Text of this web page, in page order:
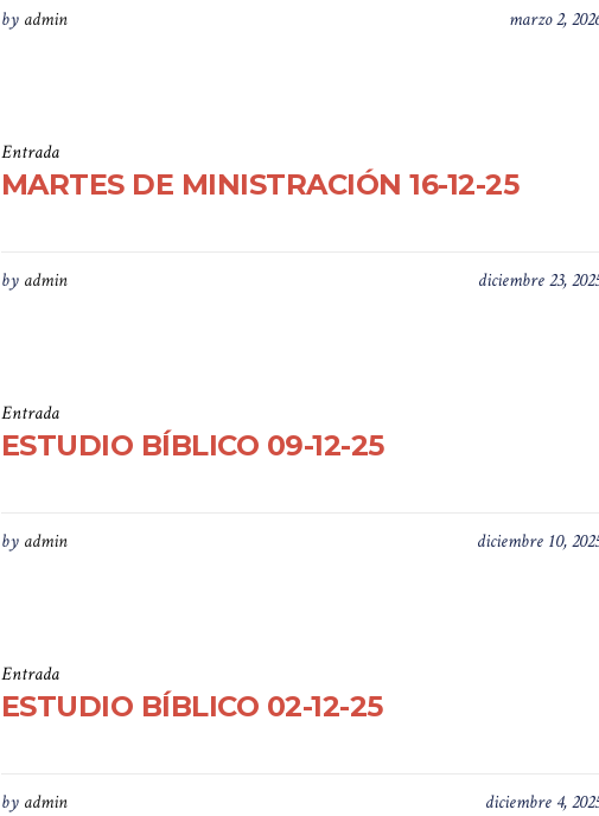
marzo 2,
by admin
Entrada
MARTES DE MINISTRACIÓN 16-12-25
diciembre 23,
by admin
Entrada
ESTUDIO BÍBLICO 09-12-25
diciembre 10,
by admin
Entrada
ESTUDIO BÍBLICO 02-12-25
diciembre 4,
by admin